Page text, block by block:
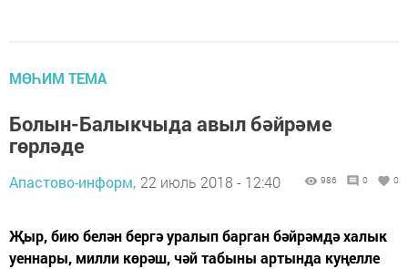
МӨҺИМ ТЕМА
Болын-Балыкчыда авыл бәйрәме
гөрләде
Апастово-информ, 22 июль 2018 - 12:40 986 0 0
Җыр, бию белән бергә уралып барган бәйрәмдә халык
уеннары, милли көрәш, чәй табыны артында куңелле